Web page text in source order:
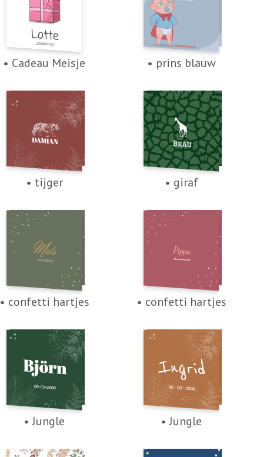
• Cadeau Meisje • prins blauw
• tijger • giraf
• confetti hartjes • confetti hartjes
• Jungle • Jungle